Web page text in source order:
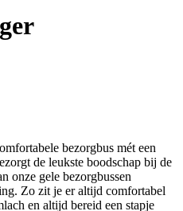
bezorgbus mét een
de leukste boodschap bij de
onze gele bezorgbussen
Zo zit je er altijd comfortabel
en altijd bereid een stapje